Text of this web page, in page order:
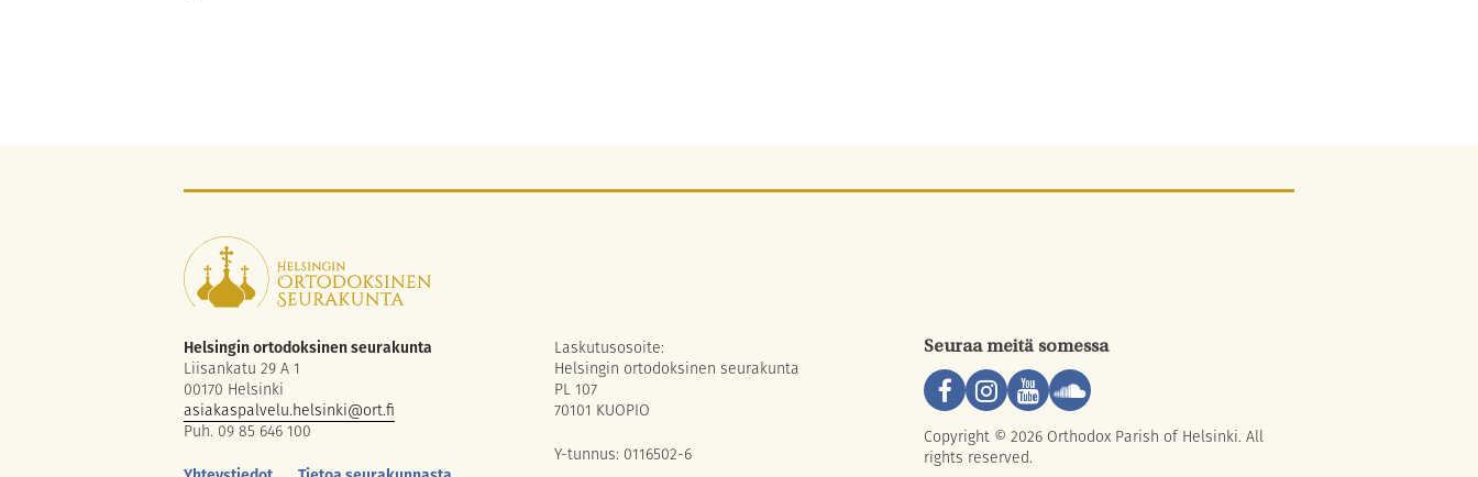
Helsingin ortodoksinen seurakunta
Liisankatu 29 A 1
00170 Helsinki
asiakaspalvelu.helsinki@ort.fi
Puh. 09 85 646 100
Laskutusosoite:
Helsingin ortodoksinen seurakunta
PL 107
70101 KUOPIO
Y-tunnus: 0116502-6
Seuraa meitä somessa
Copyright © 2026 Orthodox Parish of Helsinki. All
rights reserved.